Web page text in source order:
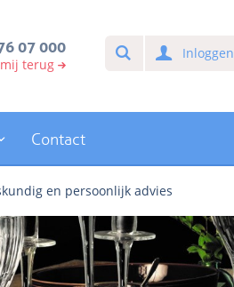
07 000
terug
SearchInloggen
Contact
en persoonlijk advies